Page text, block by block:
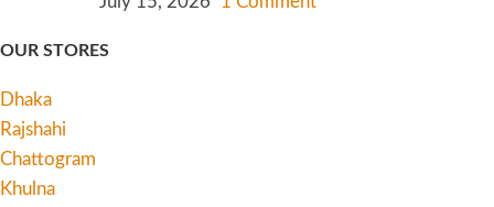
OUR STORES
Dhaka
Rajshahi
Chattogram
Khulna